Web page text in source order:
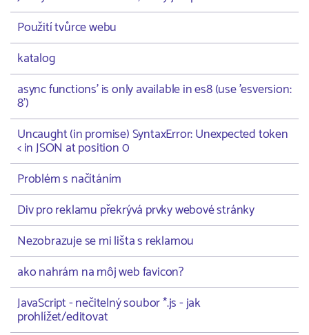
Použití tvůrce webu
katalog
async functions' is only available in es8 (use 'esversion:
8')
Uncaught (in promise) SyntaxError: Unexpected token
< in JSON at position 0
Problém s načítáním
Div pro reklamu překrývá prvky webové stránky
Nezobrazuje se mi lišta s reklamou
ako nahrám na môj web favicon?
JavaScript - nečitelný soubor *.js - jak
prohlížet/editovat